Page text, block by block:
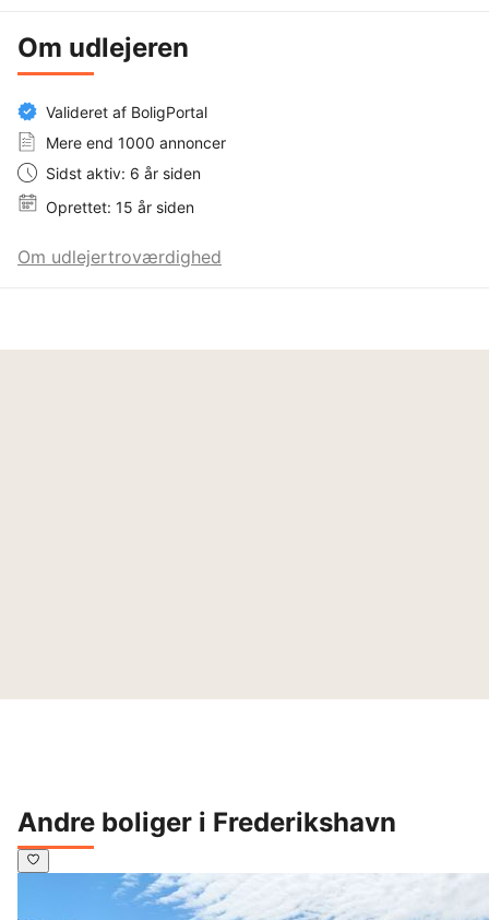
Om udlejeren
Valideret af BoligPortal
Mere end 1000 annoncer
Sidst aktiv: 6 år siden
Oprettet: 15 år siden
Om udlejertroværdighed
Andre boliger i Frederikshavn